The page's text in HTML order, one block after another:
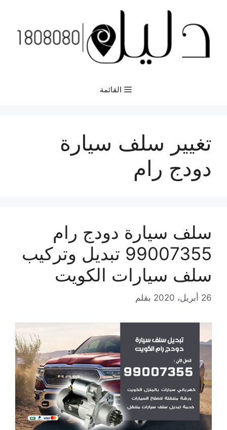
المحتوى
القائمة
تغيير سلف سيارة
دودج رام
سلف سيارة دودج رام
99007355 تبديل وتركيب
سلف سيارات الكويت
26 أبريل، 2020 بقلم